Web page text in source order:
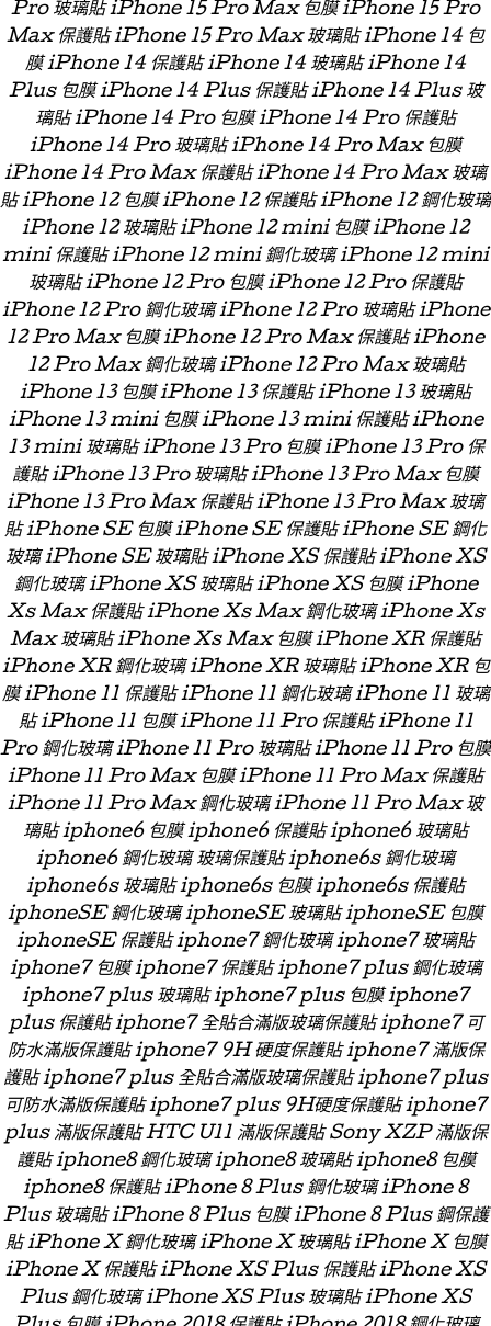
Pro 玻璃貼 iPhone 15 Pro Max 包膜 iPhone 15 Pro
Max 保護貼 iPhone 15 Pro Max 玻璃貼 iPhone 14 包
膜 iPhone 14 保護貼 iPhone 14 玻璃貼 iPhone 14
Plus 包膜 iPhone 14 Plus 保護貼 iPhone 14 Plus 玻
璃貼 iPhone 14 Pro 包膜 iPhone 14 Pro 保護貼
iPhone 14 Pro 玻璃貼 iPhone 14 Pro Max 包膜
iPhone 14 Pro Max 保護貼 iPhone 14 Pro Max 玻璃
貼 iPhone 12 包膜 iPhone 12 保護貼 iPhone 12 鋼化玻璃
iPhone 12 玻璃貼 iPhone 12 mini 包膜 iPhone 12
mini 保護貼 iPhone 12 mini 鋼化玻璃 iPhone 12 mini
玻璃貼 iPhone 12 Pro 包膜 iPhone 12 Pro 保護貼
iPhone 12 Pro 鋼化玻璃 iPhone 12 Pro 玻璃貼 iPhone
12 Pro Max 包膜 iPhone 12 Pro Max 保護貼 iPhone
12 Pro Max 鋼化玻璃 iPhone 12 Pro Max 玻璃貼
iPhone 13 包膜 iPhone 13 保護貼 iPhone 13 玻璃貼
iPhone 13 mini 包膜 iPhone 13 mini 保護貼 iPhone
13 mini 玻璃貼 iPhone 13 Pro 包膜 iPhone 13 Pro 保
護貼 iPhone 13 Pro 玻璃貼 iPhone 13 Pro Max 包膜
iPhone 13 Pro Max 保護貼 iPhone 13 Pro Max 玻璃
貼 iPhone SE 包膜 iPhone SE 保護貼 iPhone SE 鋼化
玻璃 iPhone SE 玻璃貼 iPhone XS 保護貼 iPhone XS
鋼化玻璃 iPhone XS 玻璃貼 iPhone XS 包膜 iPhone
Xs Max 保護貼 iPhone Xs Max 鋼化玻璃 iPhone Xs
Max 玻璃貼 iPhone Xs Max 包膜 iPhone XR 保護貼
iPhone XR 鋼化玻璃 iPhone XR 玻璃貼 iPhone XR 包
膜 iPhone 11 保護貼 iPhone 11 鋼化玻璃 iPhone 11 玻璃
貼 iPhone 11 包膜 iPhone 11 Pro 保護貼 iPhone 11
Pro 鋼化玻璃 iPhone 11 Pro 玻璃貼 iPhone 11 Pro 包膜
iPhone 11 Pro Max 包膜 iPhone 11 Pro Max 保護貼
iPhone 11 Pro Max 鋼化玻璃 iPhone 11 Pro Max 玻
璃貼 iphone6 包膜 iphone6 保護貼 iphone6 玻璃貼
iphone6 鋼化玻璃 玻璃保護貼 iphone6s 鋼化玻璃
iphone6s 玻璃貼 iphone6s 包膜 iphone6s 保護貼
iphoneSE 鋼化玻璃 iphoneSE 玻璃貼 iphoneSE 包膜
iphoneSE 保護貼 iphone7 鋼化玻璃 iphone7 玻璃貼
iphone7 包膜 iphone7 保護貼 iphone7 plus 鋼化玻璃
iphone7 plus 玻璃貼 iphone7 plus 包膜 iphone7
plus 保護貼 iphone7 全貼合滿版玻璃保護貼 iphone7 可
防水滿版保護貼 iphone7 9H 硬度保護貼 iphone7 滿版保
護貼 iphone7 plus 全貼合滿版玻璃保護貼 iphone7 plus
可防水滿版保護貼 iphone7 plus 9H硬度保護貼 iphone7
plus 滿版保護貼 HTC U11 滿版保護貼 Sony XZP 滿版保
護貼 iphone8 鋼化玻璃 iphone8 玻璃貼 iphone8 包膜
iphone8 保護貼 iPhone 8 Plus 鋼化玻璃 iPhone 8
Plus 玻璃貼 iPhone 8 Plus 包膜 iPhone 8 Plus 鋼保護
貼 iPhone X 鋼化玻璃 iPhone X 玻璃貼 iPhone X 包膜
iPhone X 保護貼 iPhone XS Plus 保護貼 iPhone XS
Plus 鋼化玻璃 iPhone XS Plus 玻璃貼 iPhone XS